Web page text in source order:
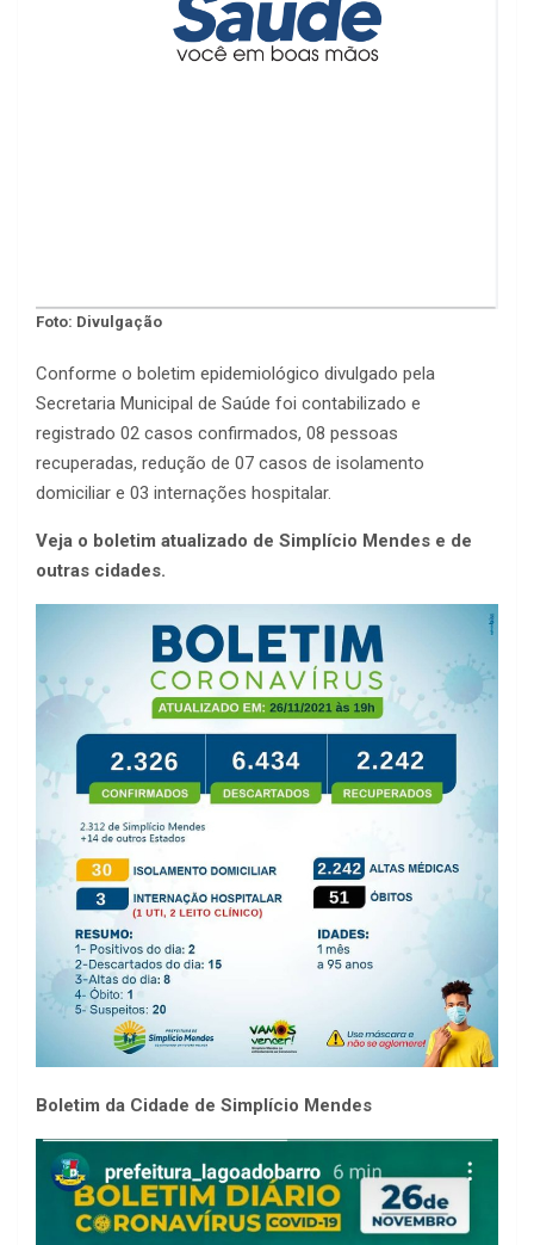
Foto: Divulgação
Conforme o boletim epidemiológico divulgado pela
Secretaria Municipal de Saúde foi contabilizado e
registrado 02 casos confirmados, 08 pessoas
recuperadas, redução de 07 casos de isolamento
domiciliar e 03 internações hospitalar.
Veja o boletim atualizado de Simplício Mendes e de
outras cidades.
Boletim da Cidade de Simplício Mendes